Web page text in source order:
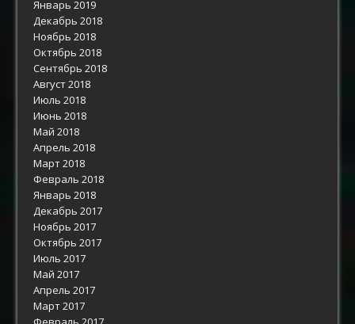
Январь 2019
Декабрь 2018
Ноябрь 2018
Октябрь 2018
Сентябрь 2018
Август 2018
Июль 2018
Июнь 2018
Май 2018
Апрель 2018
Март 2018
Февраль 2018
Январь 2018
Декабрь 2017
Ноябрь 2017
Октябрь 2017
Июль 2017
Май 2017
Апрель 2017
Март 2017